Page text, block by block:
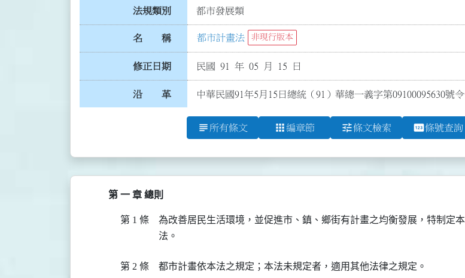
法規類別 都市發展類
名 稱 都市計畫法 非現行版本
修正日期 民國 91 年 05 月 15 日
沿 革 中華民國91年5月15日總統（91）華總一義字第09100095630號
subject 所有條文 apps 編章節 tune條文檢索 pin條號查詢
第 一 章 總則
第 1 條
為改善居民生活環境，並促進市、鎮、鄉街有計畫之均衡發展，特制定本
第 2 條